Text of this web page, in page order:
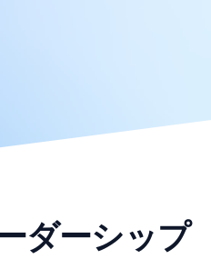
ダーシップ